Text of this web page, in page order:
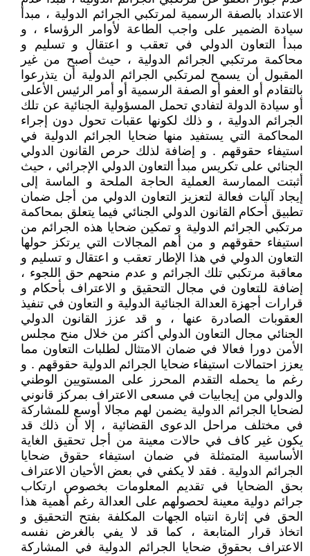
الاعتداد بالصفة الرسمية لمرتكبي الجرائم الدولية ، مبدأ
سيادة الضمير على واجب الطاعة لأوامر الرؤساء ، و
مبدأ التعاون الدولي في تعقب و اعتقال و تسليم و
محاكمة مرتكبي الجرائم الدولية ، حيث أصبح من غير
المقبول أن يسمح لمرتكبي الجرائم الدولية أن يتذرعوا
بالتقادم أو العفو أو الصفة الرسمية أو أمر الرئيس الأعلى
أو سيادة الدولة لتفادي تحمل المسؤولية الجنائية عن تلك
الجرائم الدولية ، و ذلك لكونها عقبات تحول دون إجراء
المحاكمة التي يستفيد منها ضحايا الجرائم الدولية في
استيفاء حقوقهم . و إضافة لذلك حرص القانون الدولي
الجنائي على تكريس مبدأ التعاون الدولي الإجرائي ، حيث
أثبتت الممارسة العملية الحاجة الملحة و الماسة إلى
إيجاد آليات فعالة لتعزيز التعاون الدولي من أجل ضمان
تطبيق أحكام القانون الدولي الجنائي فيما يتعلق بمحاكمة
مرتكبي الجرائم الدولية و تمكين ضحايا هذه الجرائم من
استيفاء حقوقهم و من أهم المجالات التي يرتكز حولها
التعاون الدولي في هذا الإطار تعقب و اعتقال و تسليم و
معاقبة مرتكبي تلك الجرائم و عدم منحهم حق اللجوء ،
إضافة للتعاون في مجال التحقيق و الاعتراف بأحكام و
قرارات أجهزة العدالة الجنائية الدولية و التعاون في تنفيذ
العقوبات الصادرة عنها ، و قد عزز القانون الدولي
الجنائي مجال التعاون الدولي أكثر من خلال منح مجلس
الأمن دورا فعالا في ضمان الامتثال لطلبات التعاون مما
يعزز احتمالات استيفاء ضحايا الجرائم الدولية حقوقهم . و
رغم ما يحمله التقدم المحرز على المستويين الوطني
والدولي من إيجابيات في مسعى الاعتراف بمركز قانوني
لضحايا الجرائم الدولية يضمن لهم مجالا أوسع للمشاركة
في مختلف مراحل الدعوى القضائية ، إلا أن ذلك قد
يكون غير كاف في حالات معينة من أجل تحقيق الغاية
الأساسية المتمثلة في ضمان استيفاء حقوق ضحايا
الجرائم الدولية . فقد لا يكفي في بعض الأحيان الاعتراف
بحق الضحايا في تقديم المعلومات بخصوص ارتكاب
جرائم دولية معينة لحصولهم على العدالة رغم أهمية هذا
الحق في إثارة انتباه الجهات المكلفة بفتح التحقيق و
اتخاذ قرار المتابعة ، كما قد لا يفي بالغرض نفسه
الاعتراف بحقوق ضحايا الجرائم الدولية في المشاركة